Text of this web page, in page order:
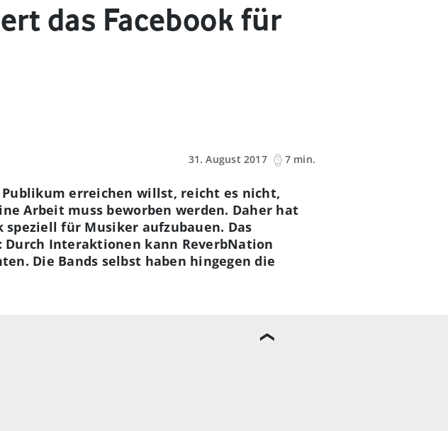
das Facebook für
31. August 2017
7 min.
erreichen willst, reicht es nicht,
Arbeit muss beworben werden. Daher hat
für Musiker aufzubauen. Das
Interaktionen kann ReverbNation
Die Bands selbst haben hingegen die